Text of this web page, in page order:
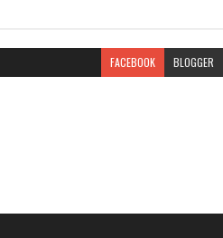
FACEBOOK BLOGGER